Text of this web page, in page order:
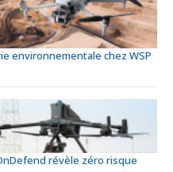
environnementale chez WSP
révèle zéro risque